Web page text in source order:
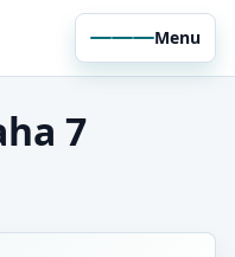
Menu
7